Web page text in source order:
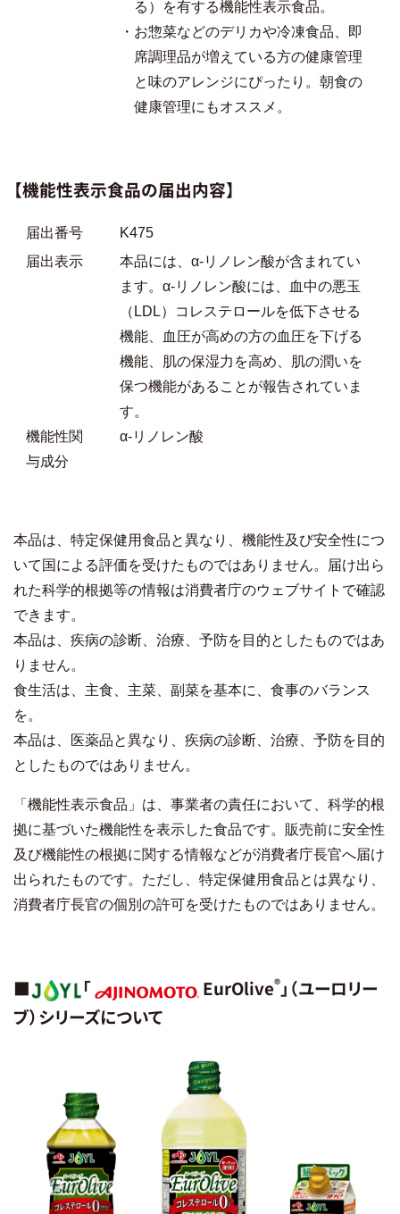
る）を有する機能性表示食品。
・お惣菜などのデリカや冷凍食品、即
席調理品が増えている方の健康管理
と味のアレンジにぴったり。朝食の
健康管理にもオススメ。
【機能性表示食品の届出内容】
届出番号
K475
届出表示
本品には、α‐リノレン酸が含まれてい
ます。α‐リノレン酸には、血中の悪玉
（LDL）コレステロールを低下させる
機能、血圧が高めの方の血圧を下げる
機能、肌の保湿力を高め、肌の潤いを
保つ機能があることが報告されていま
す。
機能性関
与成分
α‐リノレン酸
本品は、特定保健用食品と異なり、機能性及び安全性につ
いて国による評価を受けたものではありません。届け出ら
れた科学的根拠等の情報は消費者庁のウェブサイトで確認
できます。
本品は、疾病の診断、治療、予防を目的としたものではあ
りません。
食生活は、主食、主菜、副菜を基本に、食事のバランス
を。
本品は、医薬品と異なり、疾病の診断、治療、予防を目的
としたものではありません。
「機能性表示食品」は、事業者の責任において、科学的根
拠に基づいた機能性を表示した食品です。販売前に安全性
及び機能性の根拠に関する情報などが消費者庁長官へ届け
出られたものです。ただし、特定保健用食品とは異なり、
消費者庁長官の個別の許可を受けたものではありません。
■ 「 EurOlive® 」（ユーロリー
ブ）シリーズについて